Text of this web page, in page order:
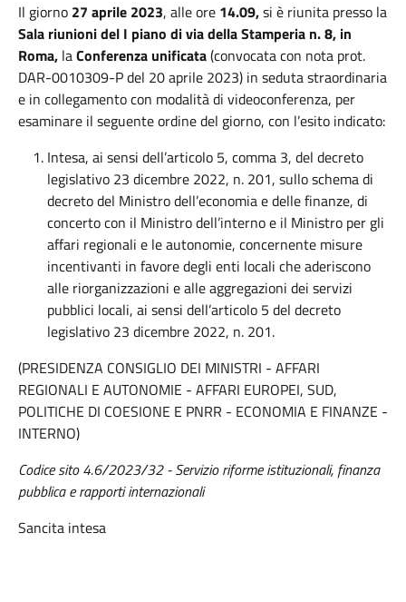
Il giorno 27 aprile 2023, alle ore 14.09,si è riunita presso la
Sala riunioni del I piano di via della Stamperia n. 8, in
Roma, laConferenza unificata(convocata con nota prot.
DAR-0010309-P del 20 aprile 2023) in seduta straordinaria
e in collegamento con modalità di videoconferenza, per
esaminare il seguente ordine del giorno, con l’esito indicato:
Intesa, ai sensi dell’articolo 5, comma 3, del decreto
legislativo 23 dicembre 2022, n. 201, sullo schema di
decreto del Ministro dell’economia e delle finanze, di
concerto con il Ministro dell’interno e il Ministro per gli
affari regionali e le autonomie, concernente misure
incentivanti in favore degli enti locali che aderiscono
alle riorganizzazioni e alle aggregazioni dei servizi
pubblici locali, ai sensi dell’articolo 5 del decreto
legislativo 23 dicembre 2022, n. 201.
(PRESIDENZA CONSIGLIO DEI MINISTRI - AFFARI
REGIONALI E AUTONOMIE - AFFARI EUROPEI, SUD,
POLITICHE DI COESIONE E PNRR - ECONOMIA E FINANZE -
INTERNO)
Codice sito 4.6/2023/32 - Servizio riforme istituzionali, finanza
pubblica e rapporti internazionali
Sancita intesa